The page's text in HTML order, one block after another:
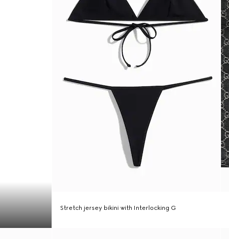
Stretch jersey bikini with Interlocking G